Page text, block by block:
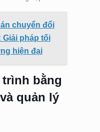
chuyển đổi
pháp tối
hiện đại
bằng
quản lý